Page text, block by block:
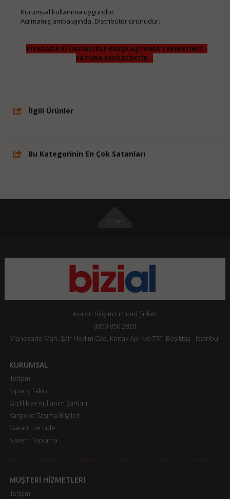
Kurumsal kullanıma uygundur.
Açılmamış ambalajında, Distribütör ürünüdür.
PİYASADA Kİ ÜRÜNLERLE KARŞILAŞTIRMA YAPMAYINIZ -
FATURA KESİLECEKTİR .
İlgili Ürünler
Bu Kategorinin En Çok Satanları
Avalon Bilişim Limited Şirketi
0850 850 2820
Vişnezade Mah. Şair Nedim Cad. Konak Ap. No:77/1 Beşiktaş - İstanbul
KURUMSAL
İletişim
Sipariş Takibi
Gizlilik ve Kullanım Şartları
Kargo ve Taşıma Bilgileri
Garanti ve İade
Sistem Toplama
MÜŞTERİ HİZMETLERİ
İletişim